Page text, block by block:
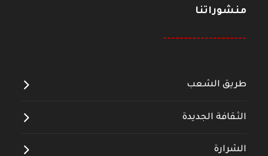
منشوراتنا
--------------------
طريق الشعب
الثقافة الجديدة
الشرارة